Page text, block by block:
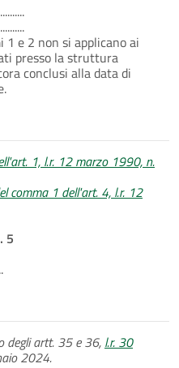
1 e 2 non si applicano ai
presso la struttura
conclusi alla data di
1, l.r. 12 marzo 1990, n.
comma 1 dell'art. 4, l.r. 12
5
degli artt. 35 e 36, l.r. 30
2024.